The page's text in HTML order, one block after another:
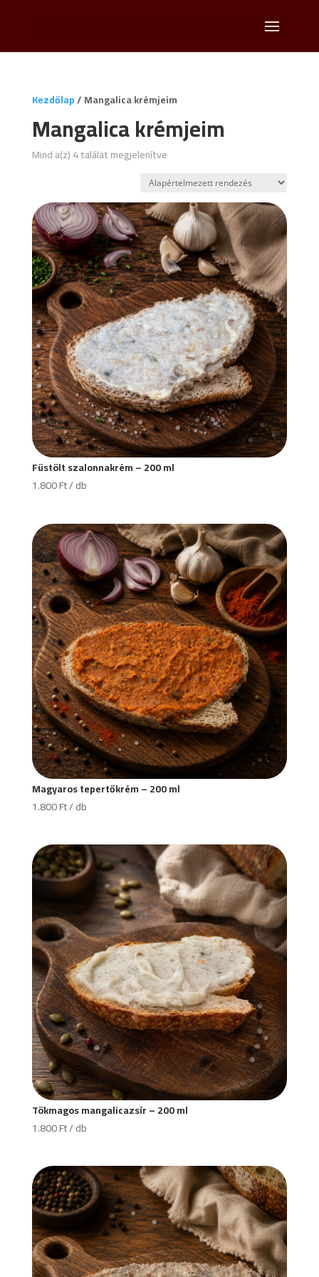
Kezdőlap/ Mangalica krémjeim
Mangalica krémjeim
Mind a(z) 4 találat megjelenítve
Füstölt szalonnakrém – 200 ml
1.800Ft/ db
Magyaros tepertőkrém – 200 ml
1.800Ft/ db
Tökmagos mangalicazsír – 200 ml
1.800Ft/ db